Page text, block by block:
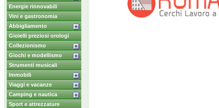
Energie rinnovabili
Vini e gastronomia
Abbigliamento
Gioielli preziosi orologi
Collezionismo
Giochi e modellismo
Strumenti musicali
Immobili
Viaggi e vacanze
Camping e nautica
Sport e attrezzature